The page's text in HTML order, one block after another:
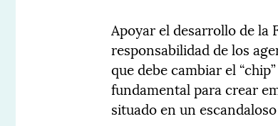
Apoyar el desarrollo de la
responsabilidad de los
que debe cambiar el
fundamental para crear
situado en un escandaloso